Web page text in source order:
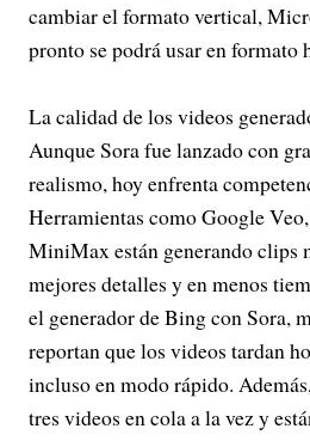
cambiar el formato vertical,
pronto se podrá usar en formato
La calidad de los videos
Aunque Sora fue lanzado con
realismo, hoy enfrenta
Herramientas como Google
MiniMax están generando clips
mejores detalles y en menos
el generador de Bing con Sora,
reportan que los videos tardan
incluso en modo rápido.
tres videos en cola a la vez y